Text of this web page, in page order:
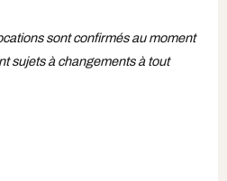
sont confirmés au moment
sujets à changements à tout